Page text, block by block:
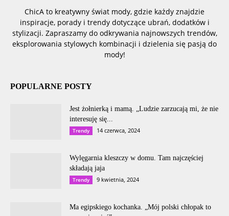
ChicA to kreatywny świat mody, gdzie każdy znajdzie
inspiracje, porady i trendy dotyczące ubrań, dodatków i
stylizacji. Zapraszamy do odkrywania najnowszych trendów,
eksplorowania stylowych kombinacji i dzielenia się pasją do
mody!
POPULARNE POSTY
Jest żołnierką i mamą. „Ludzie zarzucają mi, że nie
interesuję się...
Trendy 14 czerwca, 2024
Wylęgarnia kleszczy w domu. Tam najczęściej
składają jaja
Trendy 9 kwietnia, 2024
Ma egipskiego kochanka. „Mój polski chłopak to